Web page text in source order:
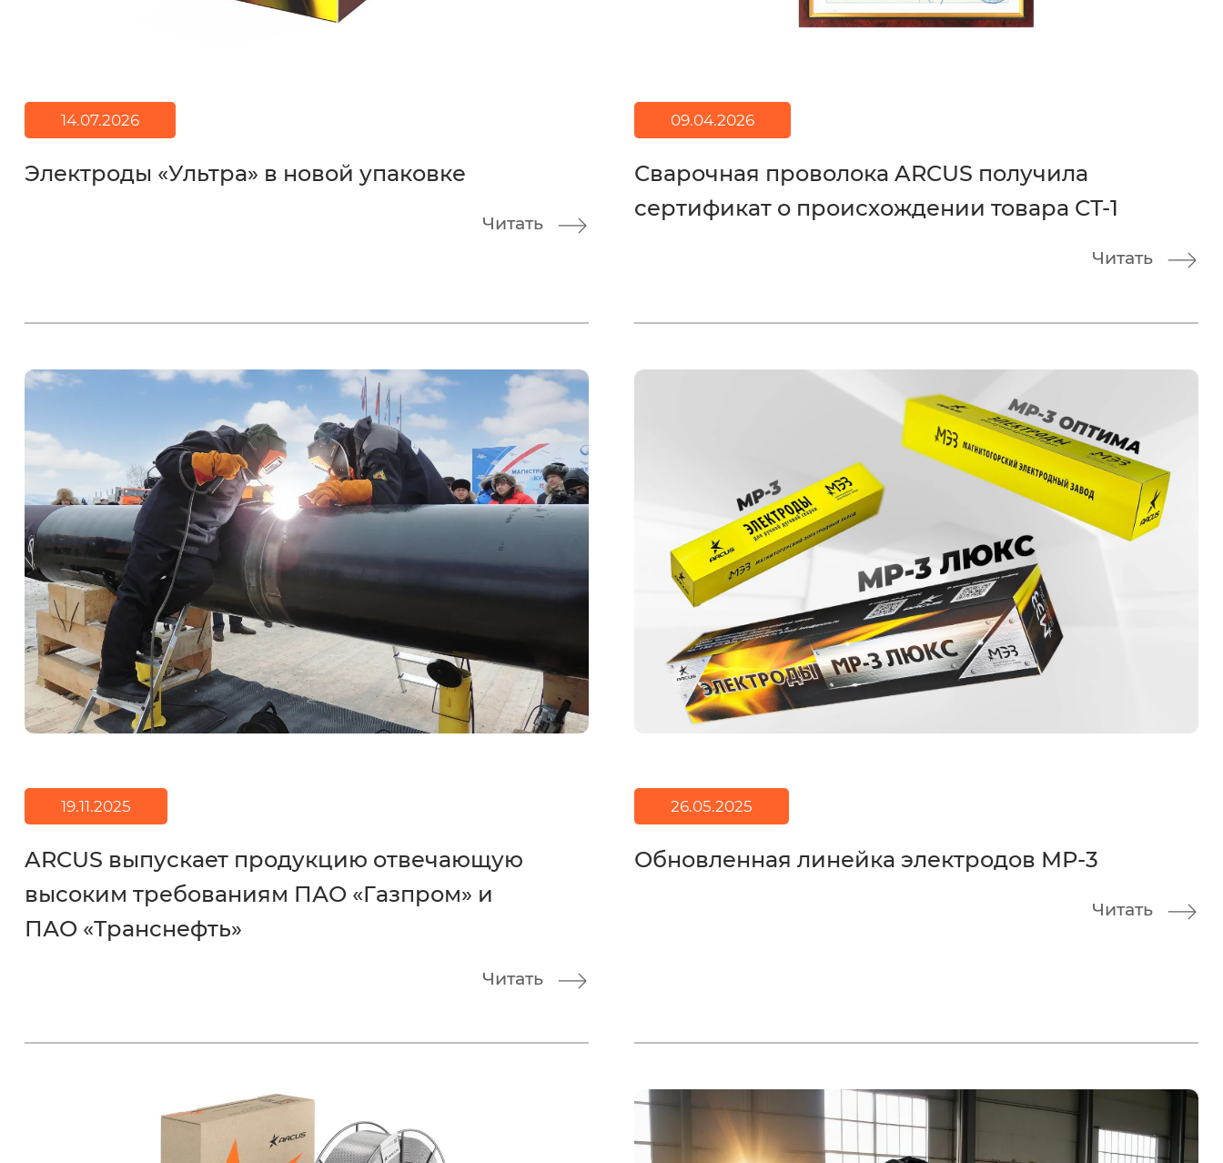
14.07.2026
Электроды «Ультра» в новой упаковке
Читать
09.04.2026
Сварочная проволока ARCUS получила
сертификат о происхождении товара СТ-1
Читать
19.11.2025
ARCUS выпускает продукцию отвечающую
высоким требованиям ПАО «Газпром» и
ПАО «Транснефть»
Читать
26.05.2025
Обновленная линейка электродов МР-3
Читать